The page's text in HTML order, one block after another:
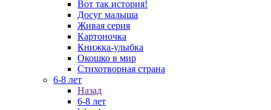
Вот так история!
Досуг малыша
Живая серия
Картоночка
Книжка-улыбка
Окошко в мир
Стихотворная страна
6-8 лет
Назад
6-8 лет